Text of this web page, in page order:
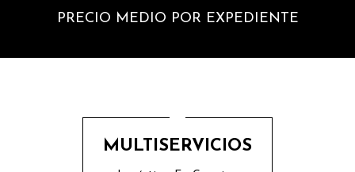
PRECIO MEDIO POR EXPEDIENTE
MULTISERVICIOS